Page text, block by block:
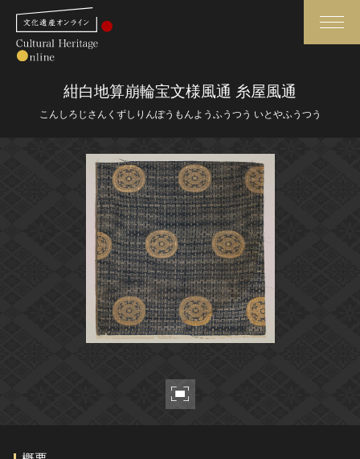
さらに詳細検索
世界遺産と無形文化遺産
全国の美術館・博物館
媒体資料・関連記事等
博物館、美術館の皆さまへ
文化庁よりご挨拶
今月のみどころ
お知らせ一覧
このサイトについて
紺白地算崩輪宝文様風通 糸屋風通
こんしろじさんくずしりんぽうもんようふうつう いとやふうつう